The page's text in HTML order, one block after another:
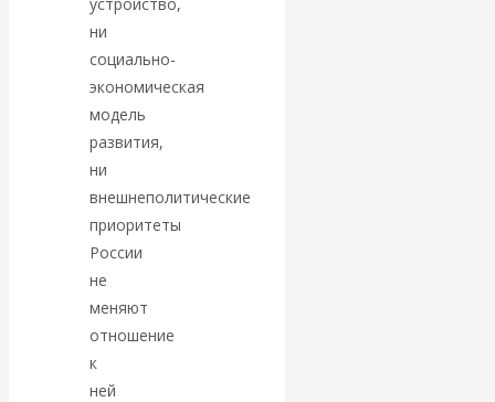
Валентин
КАтасонов.
Парадоксы
денежной
системы России.
Комментарий к
последним
данным
ни
социально-
экономическая
модель
развития,
ни
внешнеполитические
приоритеты
России
не
меняют
отношение
к
ней